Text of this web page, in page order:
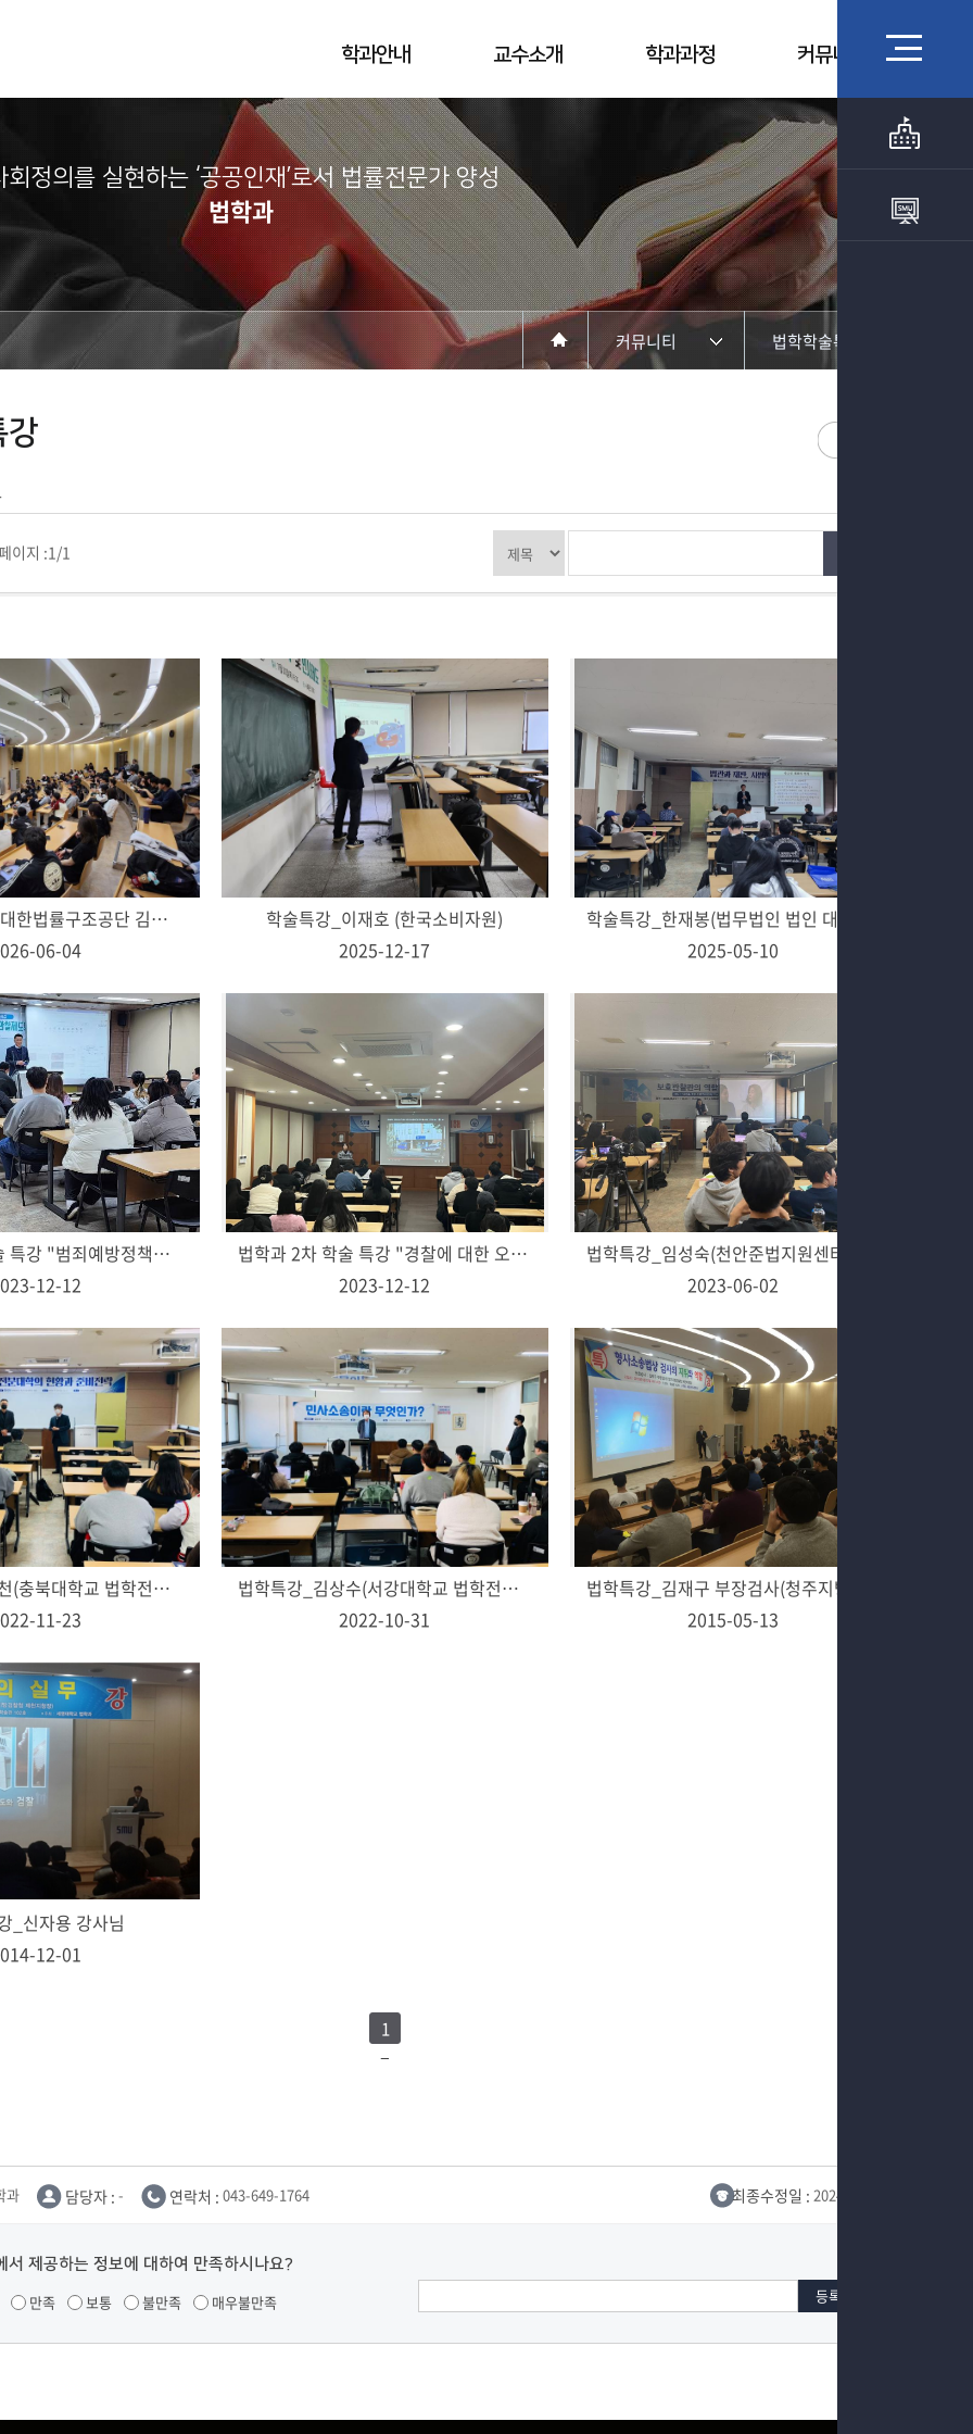
학과안내 교수소개 학과과정 커뮤니티
회정의를 실현하는 ‘공공인재’로서 법률전문가 양성​
법학과
커뮤니티
홈페이지가이드
법학학술특강
법학학술캠프
강
이지 :1/1
세명대 법학과, 대한법률구조공단 김영진 이사장 초청 학술특강 개최
06-04
학술특강_이재호 (한국소비자원)
2025-12-17
2025-05-10
법학과 3차 학술 특강 "범죄예방정책국의 업무와 보호관찰제도의 최신 동향" 진행
12-12
법학과 2차 학술 특강 "경찰에 대한 오해와 이해" 진행
2023-12-12
2023-06-02
법학특강_장석천(충북대학교 법학전문대학원 원장)
11-23
법학특강_김상수(서강대학교 법학전문대학원 교수)
2022-10-31
2015-05-13
_신자용 강사님
12-01
1
과 담당자 : - 연락처 : 043-649-1764 최종수정일 : 2024-10-26
서 제공하는 정보에 대하여 만족하시나요?
만족 보통 불만족 매우불만족